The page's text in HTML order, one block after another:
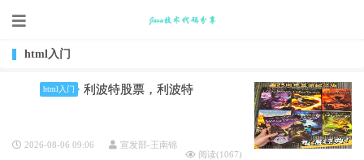
html入门
html入门 利波特股票，利波特
2026-08-06 09:06
宣发部-王南锦
阅读(1067)